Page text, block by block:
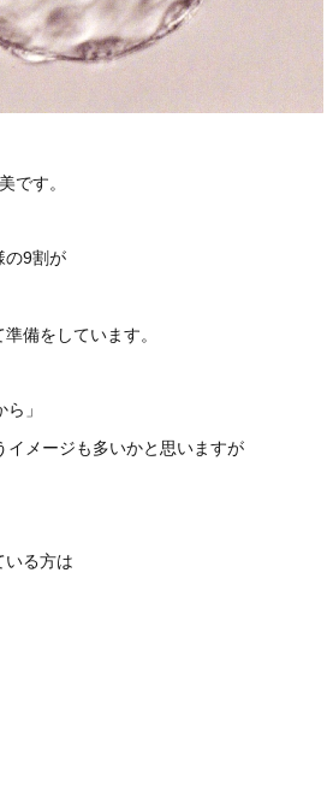
です。
の9割が
備をしています。
」
イメージも多いかと思いますが
いる方は